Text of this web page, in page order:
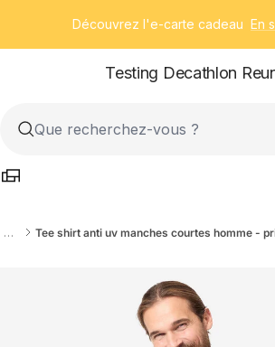
contenu
Découvrez l'e-carte cadeau En
Testing Decathlon
… Tee shirt anti uv manches courtes homme -